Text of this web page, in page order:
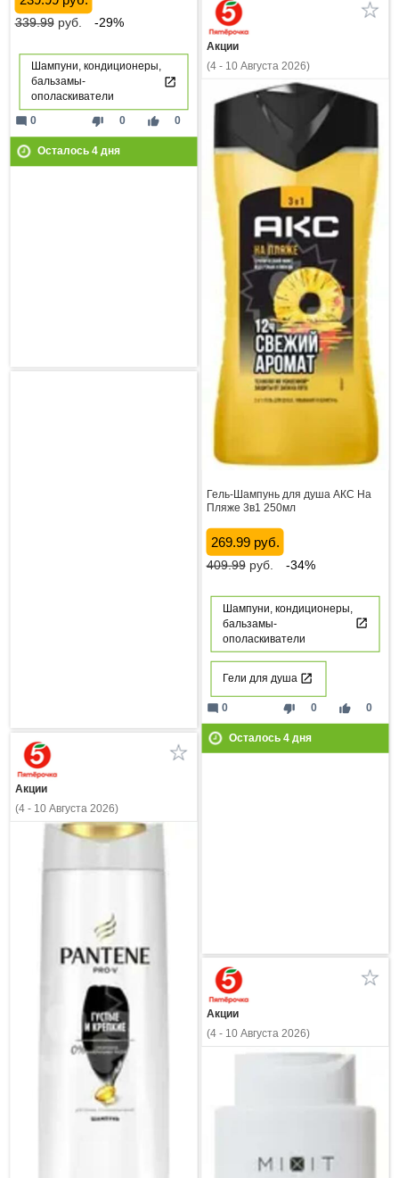
339.99руб. -29%
Шампуни, кондиционеры,
бальзамы-
ополаскиватели
thumb_down 0 thumb_up 0
mode_comment 0
Осталось 4дня
Акции
(4 - 10 Августа 2026)
Гель-Шампунь для душа АКС На
Пляже 3в1 250мл
269.99 руб.
409.99руб. -34%
Шампуни, кондиционеры,
бальзамы-
ополаскиватели
Гели для душа
thumb_down 0 thumb_up 0
mode_comment 0
Осталось 4дня
Акции
(4 - 10 Августа 2026)
Акции
(4 - 10 Августа 2026)